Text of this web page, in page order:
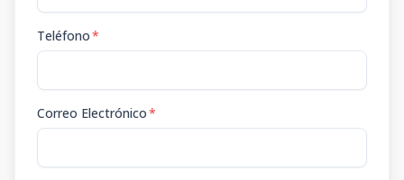
Teléfono*
Correo Electrónico*